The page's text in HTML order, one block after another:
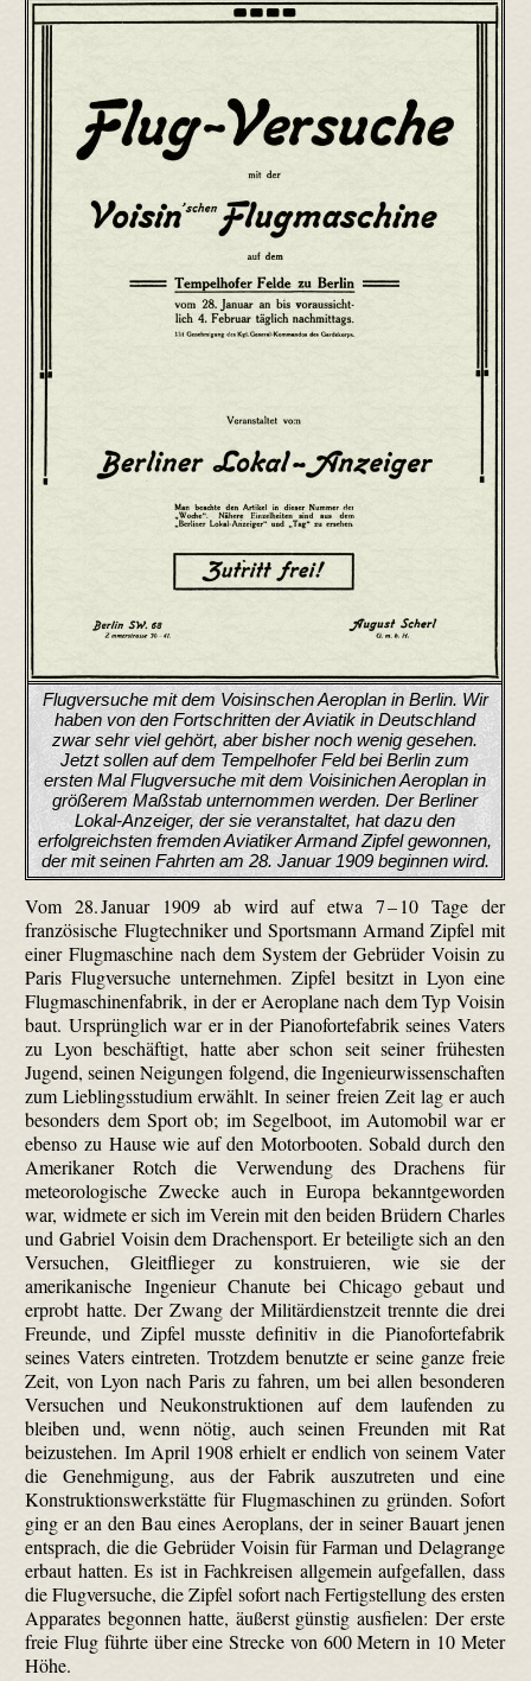
Flugversuche mit dem Voisinschen Aeroplan in Berlin. Wir
haben von den Fortschritten der Aviatik in Deutschland
zwar sehr viel gehört, aber bisher noch wenig gesehen.
Jetzt sollen auf dem Tempelhofer Feld bei Berlin zum
ersten Mal Flugversuche mit dem Voisinichen Aeroplan in
größerem Maßstab unternommen werden. Der Berliner
Lokal-Anzeiger, der sie veranstaltet, hat dazu den
erfolgreichsten fremden Aviatiker Armand Zipfel gewonnen,
der mit seinen Fahrten am 28. Januar 1909 beginnen wird.
Vom 28. Januar 1909 ab wird auf etwa 7 – 10 Tage der
französische Flugtechniker und Sportsmann Armand Zipfel mit
einer Flugmaschine nach dem System der Gebrüder Voisin zu
Paris Flugversuche unternehmen. Zipfel besitzt in Lyon eine
Flugmaschinenfabrik, in der er Aeroplane nach dem Typ Voisin
baut. Ursprünglich war er in der Pianofortefabrik seines Vaters
zu Lyon beschäftigt, hatte aber schon seit seiner frühesten
Jugend, seinen Neigungen folgend, die Ingenieurwissenschaften
zum Lieblingsstudium erwählt. In seiner freien Zeit lag er auch
besonders dem Sport ob; im Segelboot, im Automobil war er
ebenso zu Hause wie auf den Motorbooten. Sobald durch den
Amerikaner Rotch die Verwendung des Drachens für
meteorologische Zwecke auch in Europa bekanntgeworden
war, widmete er sich im Verein mit den beiden Brüdern Charles
und Gabriel Voisin dem Drachensport. Er beteiligte sich an den
Versuchen, Gleitflieger zu konstruieren, wie sie der
amerikanische Ingenieur Chanute bei Chicago gebaut und
erprobt hatte. Der Zwang der Militärdienstzeit trennte die drei
Freunde, und Zipfel musste definitiv in die Pianofortefabrik
seines Vaters eintreten. Trotzdem benutzte er seine ganze freie
Zeit, von Lyon nach Paris zu fahren, um bei allen besonderen
Versuchen und Neukonstruktionen auf dem laufenden zu
bleiben und, wenn nötig, auch seinen Freunden mit Rat
beizustehen. Im April 1908 erhielt er endlich von seinem Vater
die Genehmigung, aus der Fabrik auszutreten und eine
Konstruktionswerkstätte für Flugmaschinen zu gründen. Sofort
ging er an den Bau eines Aeroplans, der in seiner Bauart jenen
entsprach, die die Gebrüder Voisin für Farman und Delagrange
erbaut hatten. Es ist in Fachkreisen allgemein aufgefallen, dass
die Flugversuche, die Zipfel sofort nach Fertigstellung des ersten
Apparates begonnen hatte, äußerst günstig ausfielen: Der erste
freie Flug führte über eine Strecke von 600 Metern in 10 Meter
Höhe.